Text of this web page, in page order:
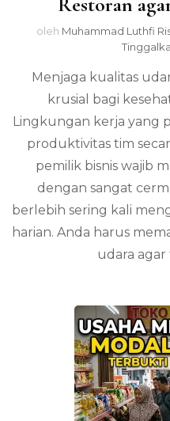
oleh Muhammad Luthfi
Menjaga kualitas
krusial bagi
Lingkungan kerja yang
produktivitas tim
pemilik bisnis wajib
dengan sangat
berlebih sering kali
harian. Anda harus
udara